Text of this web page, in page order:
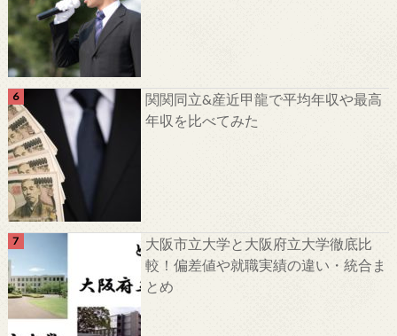
関関同立&産近甲龍で平均年収や最高
年収を比べてみた
大阪市立大学と大阪府立大学徹底比
較！偏差値や就職実績の違い・統合ま
とめ